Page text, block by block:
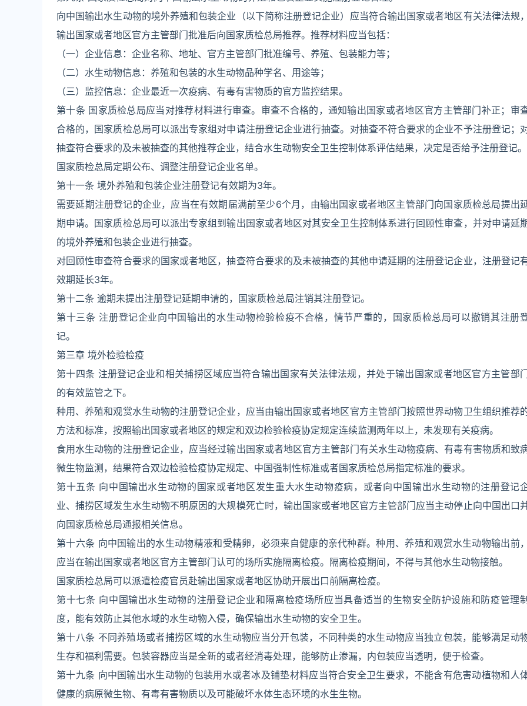
向中国输出水生动物的境外养殖和包装企业（以下简称注册登记企业）应当符合输出国家或者地区有关法律法规，
输出国家或者地区官方主管部门批准后向国家质检总局推荐。推荐材料应当包括：
（一）企业信息：企业名称、地址、官方主管部门批准编号、养殖、包装能力等；
（二）水生动物信息：养殖和包装的水生动物品种学名、用途等；
（三）监控信息：企业最近一次疫病、有毒有害物质的官方监控结果。
第十条 国家质检总局应当对推荐材料进行审查。审查不合格的，通知输出国家或者地区官方主管部门补正；审
合格的，国家质检总局可以派出专家组对申请注册登记企业进行抽查。对抽查不符合要求的企业不予注册登记；
抽查符合要求的及未被抽查的其他推荐企业，结合水生动物安全卫生控制体系评估结果，决定是否给予注册登记。
国家质检总局定期公布、调整注册登记企业名单。
第十一条 境外养殖和包装企业注册登记有效期为3年。
需要延期注册登记的企业，应当在有效期届满前至少6个月，由输出国家或者地区主管部门向国家质检总局提出
期申请。国家质检总局可以派出专家组到输出国家或者地区对其安全卫生控制体系进行回顾性审查，并对申请延
的境外养殖和包装企业进行抽查。
对回顾性审查符合要求的国家或者地区，抽查符合要求的及未被抽查的其他申请延期的注册登记企业，注册登记
效期延长3年。
第十二条 逾期未提出注册登记延期申请的，国家质检总局注销其注册登记。
第十三条 注册登记企业向中国输出的水生动物检验检疫不合格，情节严重的，国家质检总局可以撤销其注册
记。
第三章 境外检验检疫
第十四条 注册登记企业和相关捕捞区域应当符合输出国家有关法律法规，并处于输出国家或者地区官方主管部
的有效监管之下。
种用、养殖和观赏水生动物的注册登记企业，应当由输出国家或者地区官方主管部门按照世界动物卫生组织推荐
方法和标准，按照输出国家或者地区的规定和双边检验检疫协定规定连续监测两年以上，未发现有关疫病。
食用水生动物的注册登记企业，应当经过输出国家或者地区官方主管部门有关水生动物疫病、有毒有害物质和致
微生物监测，结果符合双边检验检疫协定规定、中国强制性标准或者国家质检总局指定标准的要求。
第十五条 向中国输出水生动物的国家或者地区发生重大水生动物疫病，或者向中国输出水生动物的注册登记
业、捕捞区域发生水生动物不明原因的大规模死亡时，输出国家或者地区官方主管部门应当主动停止向中国出口
向国家质检总局通报相关信息。
第十六条 向中国输出的水生动物精液和受精卵，必须来自健康的亲代种群。种用、养殖和观赏水生动物输出前，
应当在输出国家或者地区官方主管部门认可的场所实施隔离检疫。隔离检疫期间，不得与其他水生动物接触。
国家质检总局可以派遣检疫官员赴输出国家或者地区协助开展出口前隔离检疫。
第十七条 向中国输出水生动物的注册登记企业和隔离检疫场所应当具备适当的生物安全防护设施和防疫管理制
度，能有效防止其他水域的水生动物入侵，确保输出水生动物的安全卫生。
第十八条 不同养殖场或者捕捞区域的水生动物应当分开包装，不同种类的水生动物应当独立包装，能够满足动
生存和福利需要。包装容器应当是全新的或者经消毒处理，能够防止渗漏，内包装应当透明，便于检查。
第十九条 向中国输出水生动物的包装用水或者冰及铺垫材料应当符合安全卫生要求，不能含有危害动植物和人
健康的病原微生物、有毒有害物质以及可能破坏水体生态环境的水生生物。